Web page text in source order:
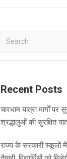
a
c
Recent Posts
चारधाम यात्रा मार्गों
श्रद्धालुओं की सुरक्षित
राज्य के सरकारी स्कूलों